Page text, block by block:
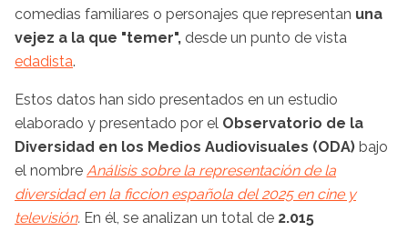
comedias familiares o personajes que representan una
vejez a la que "temer", desde un punto de vista
edadista.
Estos datos han sido presentados en un estudio
elaborado y presentado por el Observatorio de la
Diversidad en los Medios Audiovisuales (ODA) bajo
el nombre Análisis sobre la representación de la
diversidad en la ficcion española del 2025 en cine y
televisión. En él, se analizan un total de 2.015